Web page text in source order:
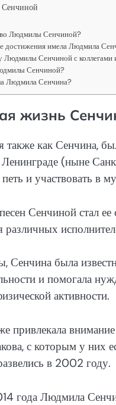
Людмилы Сенчиной?
достижения имела Людмила
Сенчиной с коллегами
Сенчиной?
Людмила Сенчина?
жизнь
как Сенчина,
(ныне
и участвовать в
Сенчиной стал
Сенчина была
и помогала
активности.
привлекала
с которым у них
в 2002 году.
года Людмила